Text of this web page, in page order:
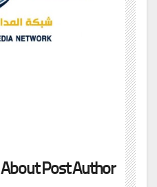
About Post Author